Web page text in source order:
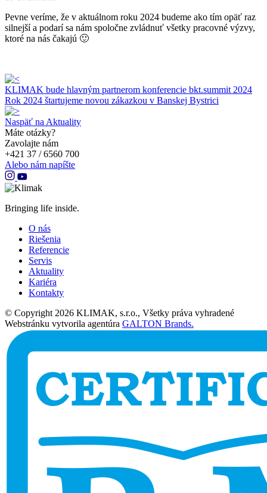
Pevne veríme, že v aktuálnom roku 2024 budeme ako tím opäť raz
silnejší a podarí sa nám spoločne zvládnuť všetky pracovné výzvy,
ktoré na nás čakajú 🙂
KLIMAK bude hlavným partnerom konferencie bkt.summit 2024
Rok 2024 štartujeme novou zákazkou v Banskej Bystrici
Naspäť na Aktuality
Máte otázky?
Zavolajte nám
+421 37 / 6560 700
Alebo nám napíšte
Bringing life inside.
O nás
Riešenia
Referencie
Servis
Aktuality
Kariéra
Kontakty
© Copyright 2026 KLIMAK, s.r.o., Všetky práva vyhradené
Webstránku vytvorila agentúra GALTON Brands.